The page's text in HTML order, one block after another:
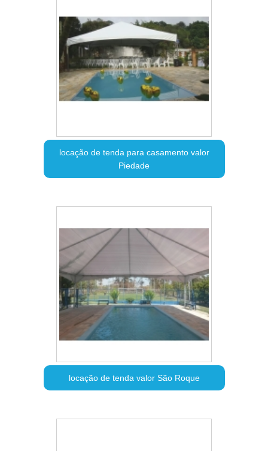
locação de tenda para casamento valor
Piedade
locação de tenda valor São Roque